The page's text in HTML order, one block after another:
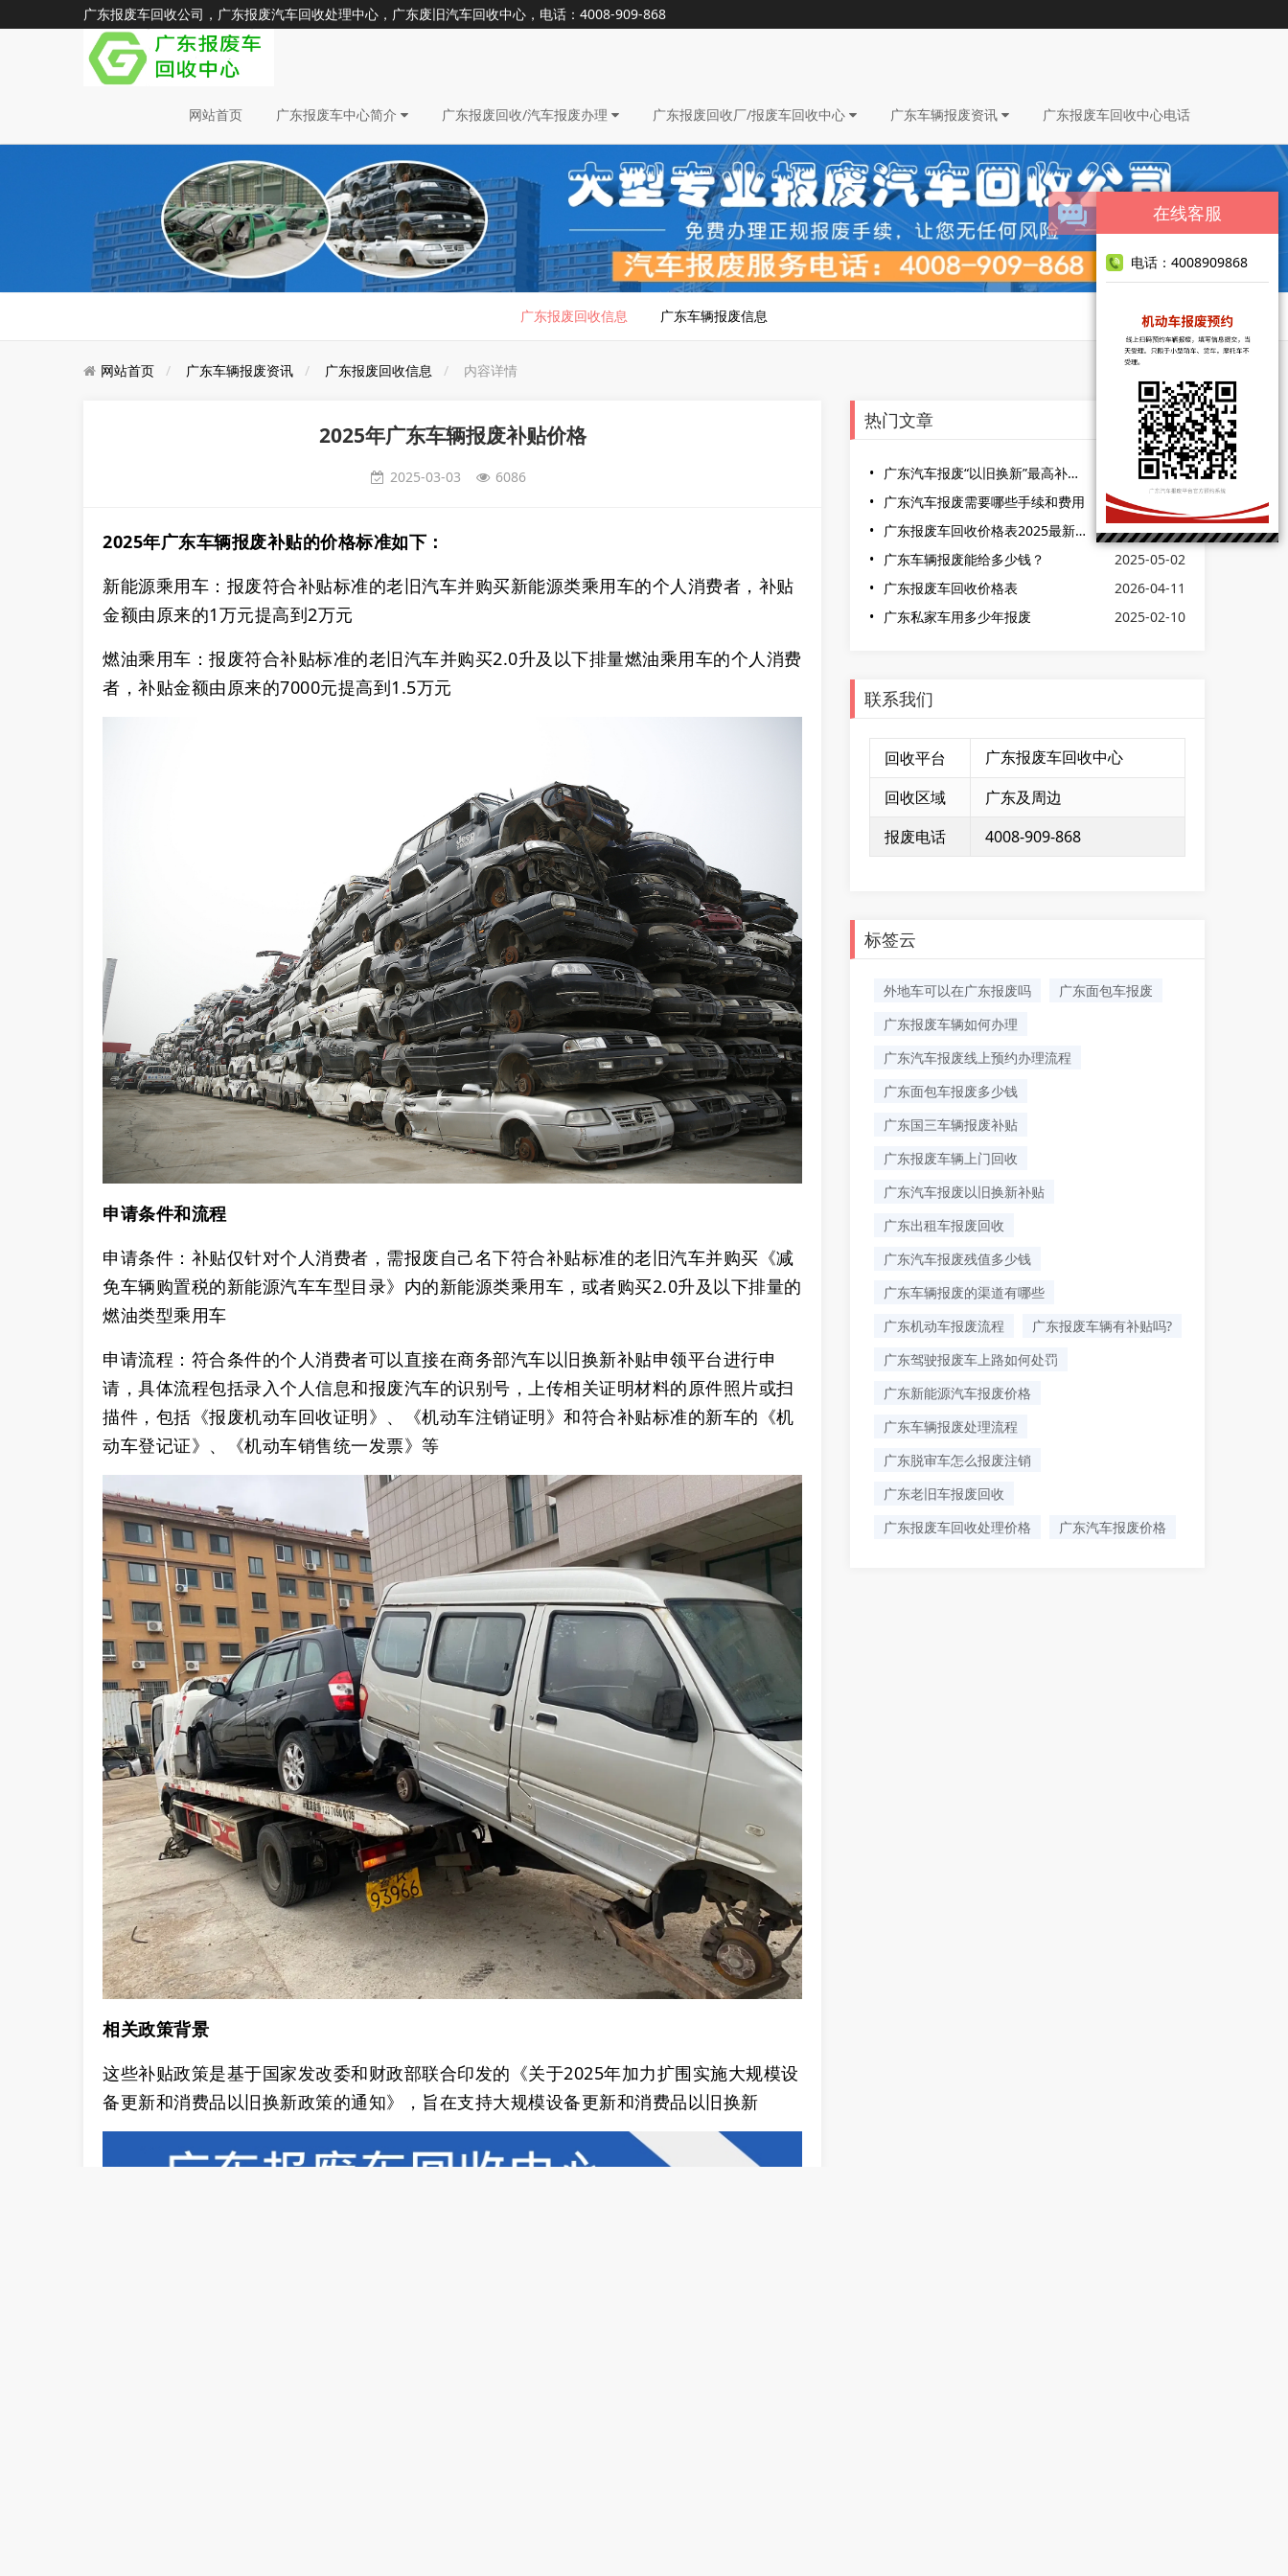
广东报废车回收公司，广东报废汽车回收处理中心，广东废旧汽车回收中心，电话：4008-909-868
网站首页 广东报废车中心简介 广东报废回收/汽车报废办理 广东报废回收厂/报废车回收中心 广东车辆报废资讯 广东报废车回收中心电话
广东报废回收信息 广东车辆报废信息
网站首页 广东车辆报废资讯 广东报废回收信息 内容详情
2025年广东车辆报废补贴价格
2025-03-03 6086
2025年广东车辆报废补贴的价格标准如下‌：
‌新能源乘用车‌：报废符合补贴标准的老旧汽车并购买新能源类乘用车的个人消费者，补贴
金额由原来的1万元提高到2万元‌
燃油乘用车‌：报废符合补贴标准的老旧汽车并购买2.0升及以下排量燃油乘用车的个人消费
者，补贴金额由原来的7000元提高到1.5万元‌
申请条件和流程
‌申请条件‌：补贴仅针对个人消费者，需报废自己名下符合补贴标准的老旧汽车并购买《减
免车辆购置税的新能源汽车车型目录》内的新能源类乘用车，或者购买2.0升及以下排量的
燃油类型乘用车‌
申请流程‌：符合条件的个人消费者可以直接在商务部汽车以旧换新补贴申领平台进行申
请，具体流程包括录入个人信息和报废汽车的识别号，上传相关证明材料的原件照片或扫
描件，包括《报废机动车回收证明》、《机动车注销证明》和符合补贴标准的新车的《机
动车登记证》、《机动车销售统一发票》等‌
相关政策背景
这些补贴政策是基于国家发改委和财政部联合印发的《关于2025年加力扩围实施大规模设
备更新和消费品以旧换新政策的通知》，旨在支持大规模设备更新和消费品以旧换新‌
热门文章
广东汽车报废“以旧换新”最高补贴提至2万元
2024-11-26
广东汽车报废需要哪些手续和费用
2026-05-04
广东报废车回收价格表2025最新消息
2025-02-06
广东车辆报废能给多少钱？
2025-05-02
广东报废车回收价格表
2026-04-11
广东私家车用多少年报废
2025-02-10
联系我们
回收平台 广东报废车回收中心
回收区域
广东及周边
报废电话
4008-909-868
标签云
外地车可以在广东报废吗
广东面包车报废
广东报废车辆如何办理
广东汽车报废线上预约办理流程
广东面包车报废多少钱
广东国三车辆报废补贴
广东报废车辆上门回收
广东汽车报废以旧换新补贴
广东出租车报废回收
广东汽车报废残值多少钱
广东车辆报废的渠道有哪些
广东机动车报废流程
广东报废车辆有补贴吗?
广东驾驶报废车上路如何处罚
广东新能源汽车报废价格
广东车辆报废处理流程
广东脱审车怎么报废注销
广东老旧车报废回收
广东报废车回收处理价格
广东汽车报废价格
在线客服
电话：4008909868